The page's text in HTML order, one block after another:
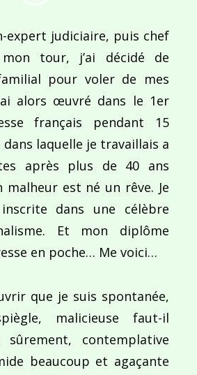
expert judiciaire, puis chef
mon tour, j’ai décidé de
pour voler de mes
alors œuvré dans le 1er
français pendant 15
dans laquelle je travaillais a
après plus de 40 ans
malheur est né un rêve. Je
dans une célèbre
Et mon diplôme
en poche… Me voici…
que je suis spontanée,
malicieuse faut-il
sûrement, contemplative
beaucoup et agaçante